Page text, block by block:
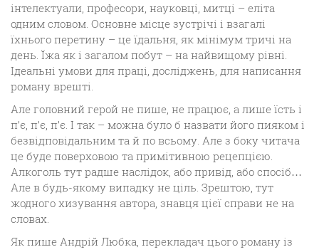
інтелектуали, професори, науковці, митці – еліта
одним словом. Основне місце зустрічі і взагалі
їхнього перетину – це їдальня, як мінімум тричі на
день. Їжа як і загалом побут – на найвищому рівні.
Ідеальні умови для праці, досліджень, для написання
роману врешті.
Але головний герой не пише, не працює, а лише їсть і
п’є, п’є, п’є. І так – можна було б назвати його пияком і
безвідповідальним та й по всьому. Але з боку читача
це буде поверховою та примітивною рецепцією.
Алкоголь тут радше наслідок, або привід, або спосіб…
Але в будь-якому випадку не ціль. Зрештою, тут
жодного хизування автора, знавця цієї справи не на
словах.
Як пише Андрій Любка, перекладач цього роману із